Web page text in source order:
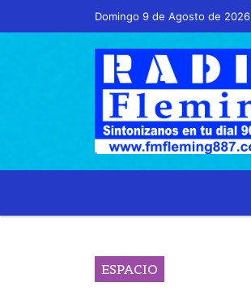
Domingo 9 de Agosto de 2026
ESPACIO